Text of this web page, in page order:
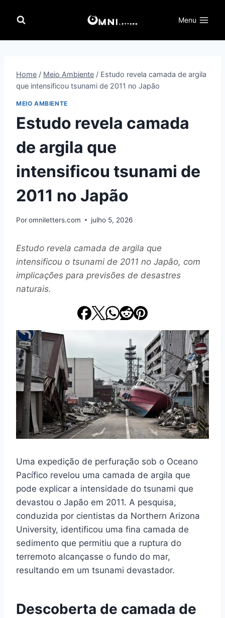
para
Menu
Home / Meio Ambiente / Estudo revela camada de argila
que intensificou tsunami de 2011 no Japão
MEIO AMBIENTE
Estudo revela camada
de argila que
intensificou tsunami de
2011 no Japão
Poromniletters.com julho 5, 2026
Estudo revela camada de argila que
intensificou o tsunami de 2011 no Japão, com
implicações para previsões de desastres
naturais.
Uma expedição de perfuração sob o Oceano
Pacífico revelou uma camada de argila que
pode explicar a intensidade do tsunami que
devastou o Japão em 2011. A pesquisa,
conduzida por cientistas da Northern Arizona
University, identificou uma fina camada de
sedimento que permitiu que a ruptura do
terremoto alcançasse o fundo do mar,
resultando em um tsunami devastador.
Descoberta de camada de